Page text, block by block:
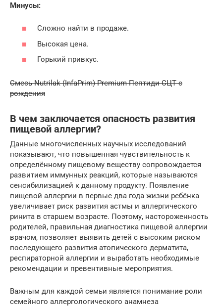
Минусы:
Сложно найти в продаже.
Высокая цена.
Горький привкус.
Смесь Nutrilak (InfaPrim) Premium Пептиди СЦТ с
рождения
В чем заключается опасность развития
пищевой аллергии?
Данные многочисленных научных исследований
показывают, что повышенная чувствительность к
определённому пищевому веществу сопровождается
развитием иммунных реакций, которые называются
сенсибилизацией к данному продукту. Появление
пищевой аллергии в первые два года жизни ребёнка
увеличивает риск развития астмы и аллергического
ринита в старшем возрасте. Поэтому, настороженность
родителей, правильная диагностика пищевой аллергии
врачом, позволяет выявить детей с высоким риском
последующего развития атопического дерматита,
респираторной аллергии и выработать необходимые
рекомендации и превентивные мероприятия.
Важным для каждой семьи является понимание роли
семейного аллергологического анамнеза